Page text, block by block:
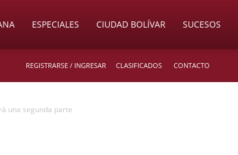
ESPECIALES CIUDAD BOLÍVAR SUCESOS
REGISTRARSE / INGRESAR CLASIFICADOS CONTACTO
una segunda parte